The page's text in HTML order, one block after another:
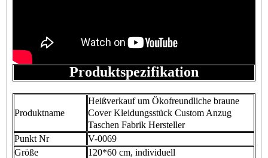
Produktspezifikation
Produktname
Heißverkauf um Ökofreundliche braune
Cover Kleidungsstück Custom Anzug
Taschen Fabrik Hersteller
Punkt Nr
V-0069
Größe
120*60 cm, individuell